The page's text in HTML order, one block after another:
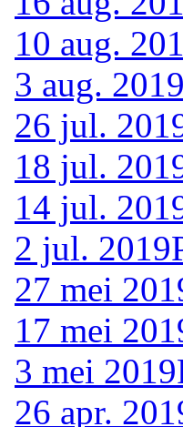
10 aug.
3 aug. 2019
26 jul.
18 jul.
14 jul.
2 jul. 2019
27 mei
17 mei
3 mei 2019
26 apr.